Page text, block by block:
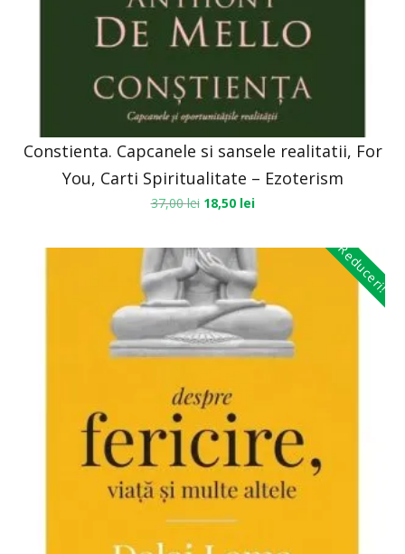
Constienta. Capcanele si sansele realitatii, For
You, Carti Spiritualitate – Ezoterism
37,00lei 18,50 lei
Reduceri!